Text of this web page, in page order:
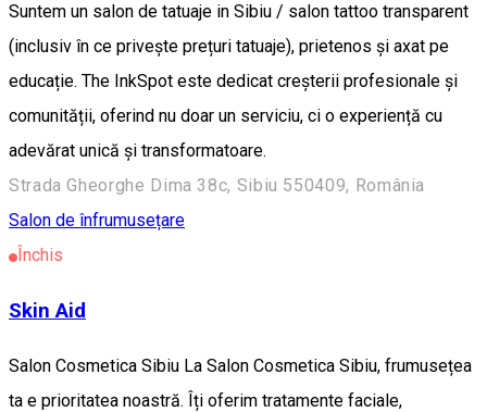
Suntem un salon de tatuaje in Sibiu / salon tattoo transparent
(inclusiv în ce privește prețuri tatuaje), prietenos și axat pe
educație. The InkSpot este dedicat creșterii profesionale și
comunității, oferind nu doar un serviciu, ci o experiență cu
adevărat unică și transformatoare.
Strada Gheorghe Dima 38c, Sibiu 550409, România
Salon de înfrumusețare
Închis
Skin Aid
Salon Cosmetica Sibiu La Salon Cosmetica Sibiu, frumusețea
ta e prioritatea noastră. Îți oferim tratamente faciale,